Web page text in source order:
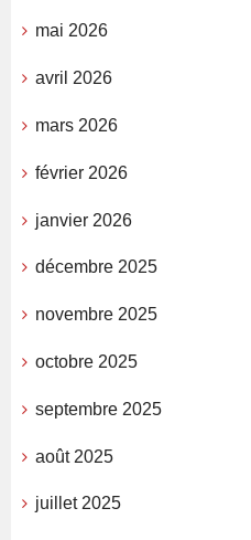
mai 2026
avril 2026
mars 2026
février 2026
janvier 2026
décembre 2025
novembre 2025
octobre 2025
septembre 2025
août 2025
juillet 2025